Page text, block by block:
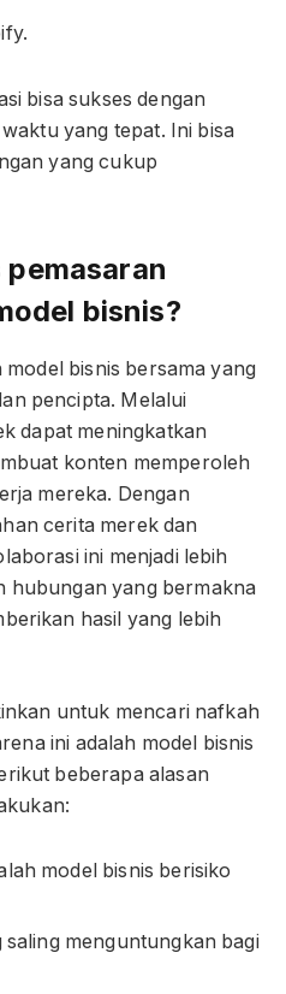
bisa sukses dengan
yang tepat. Ini bisa
yang cukup
bisnis?
model bisnis bersama yang
pencipta. Melalui
dapat meningkatkan
konten memperoleh
mereka. Dengan
cerita merek dan
ini menjadi lebih
hubungan yang bermakna
hasil yang lebih
untuk mencari nafkah
ini adalah model bisnis
beberapa alasan
model bisnis berisiko
saling menguntungkan bagi